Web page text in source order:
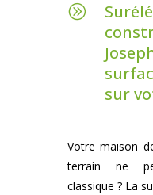
A
sur
Votre maison
terrain ne
classique ? La